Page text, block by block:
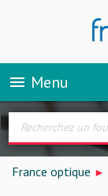
menu Menu
France optique